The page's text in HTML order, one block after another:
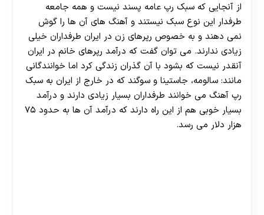
از آنجایی که سبک رپ عامه پسند نیست و همه جامعه
طرفدار این نوع سبک نیستند و آهنگ های آن ها را گوش
نمی دهند و به خصوص رپرهای زن در ایران طرفداران خیلی
زیادی ندارند. می‌ توان گفت که درآمد رپرهای خانم در ایران
آنقدر نیست که بشود با آن گذران زندگی کرد اما خوانندگانی
مانند: سالومه، جاستینا و سوگند که در خارج از ایران به سبک
رپ آهنگ می خوانند طرفداران بسیار زیادی دارند و درآمد
بسیار خوبی هم از این راه دارند که درآمد آن ها به حدود ۷۵
هزار دلار می رسد.